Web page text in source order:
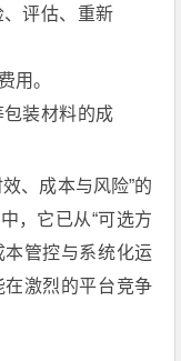
、评估、重新
用。
包装材料的成
、成本与风险”的
，它已从“可选方
本管控与系统化运
激烈的平台竞争